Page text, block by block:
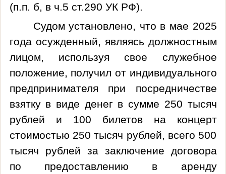
(п.п. б, в ч.5 ст.290 УК РФ).
Судом установлено, что в мае 2025
года осужденный, являясь должностным
лицом, используя свое служебное
положение, получил от индивидуального
предпринимателя при посредничестве
взятку в виде денег в сумме 250 тысяч
рублей и 100 билетов на концерт
стоимостью 250 тысяч рублей, всего 500
тысяч рублей за заключение договора
по предоставлению в аренду